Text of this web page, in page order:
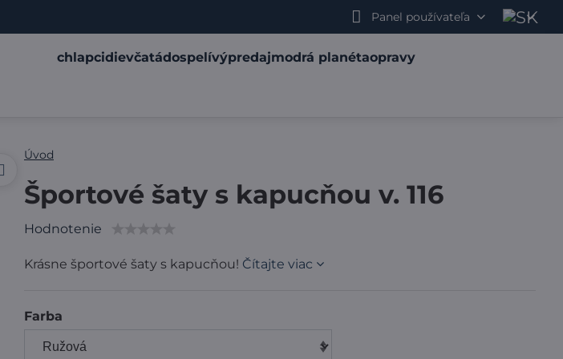
Panel používateľa
chlapcidievčatádospelívýpredajmodrá planétaopravy
Úvod
Športové šaty s kapucňou v. 116
Hodnotenie
Krásne športové šaty s kapucňou! Čítajte viac
Farba